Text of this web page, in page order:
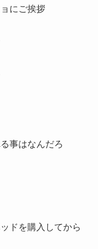
にご挨拶
事はなんだろ
ドを購入してから